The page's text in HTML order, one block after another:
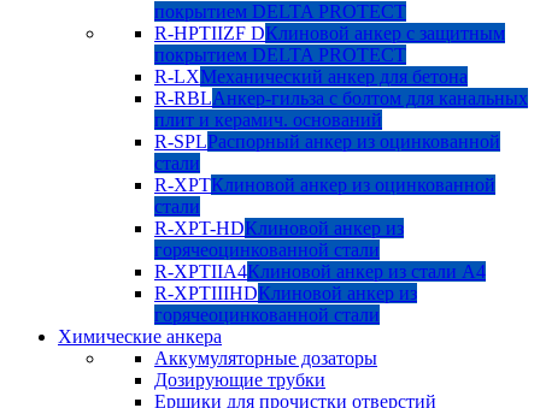
покрытием DELTA PROTECT
R-HPTIIZF DКлиновой анкер с защитным
покрытием DELTA PROTECT
R-LXМеханический анкер для бетона
R-RBLАнкер-гильза с болтом для канальных
плит и керамич. оснований
R-SPLРаспорный анкер из оцинкованной
стали
R-XPTКлиновой анкер из оцинкованной
стали
R-XPT-HDКлиновой анкер из
горячеоцинкованной стали
R-XPTIIA4Клиновой анкер из стали А4
R-XPTIIIHDКлиновой анкер из
горячеоцинкованной стали
Химические анкера
Аккумуляторные дозаторы
Дозирующие трубки
Ершики для прочистки отверстий